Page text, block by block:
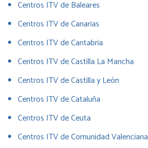
Centros ITV de Baleares
Centros ITV de Canarias
Centros ITV de Cantabria
Centros ITV de Castilla La Mancha
Centros ITV de Castilla y León
Centros ITV de Cataluña
Centros ITV de Ceuta
Centros ITV de Comunidad Valenciana